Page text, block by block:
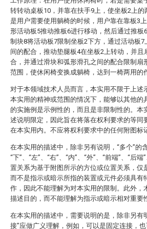
转转动桌板10，并靠在扶手9上，使坐板2上
是用户需要使用躺椅的时候，用户靠在靠板3
形活动板5推动推板6进行移动，然后通过推
制块8将活动板7限制坐板2下方，通过活动板
间的配合，推动垫腿板4在坐板2上转动，并
合，并通过滑块和弧形滑孔之间的配合限制扇
范围，使休闲椅变换成躺椅，达到一椅两用的
对于本领域技术人员而言，本实用不限于上
本实用的精神或范围的情况下，能够以其他的
的实施例是示例性的，而且是非限制性的。
述说明限定，因此旨在将落在权利要求的等
在本实用内。不应将权利要求中的任何附图标
在本实用的描述中，除非另有说明，“多个”的
“下”、“左”、“右”、“内”、“外”、“前端”、“后
置关系为基于附图所示的方位或位置关系，仅
而不是指示或暗示所指的装置或元件必须具
作，因此不能理解为对本实用的限制。此外，
描述目的，而不能理解为指示或暗示相对重要
在本实用的描述中，需要说明的是，除非另有
接”应做广义理解，例如，可以是固定连接，